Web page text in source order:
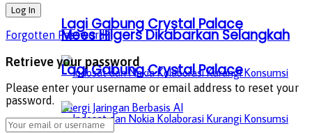
Lagi Gabung Crystal Palace
Mees Hilgers Dikabarkan Selangkah
Lagi Gabung Crystal Palace
Forgotten Password?
Retrieve your password
Please enter your username or email address to reset your
password.